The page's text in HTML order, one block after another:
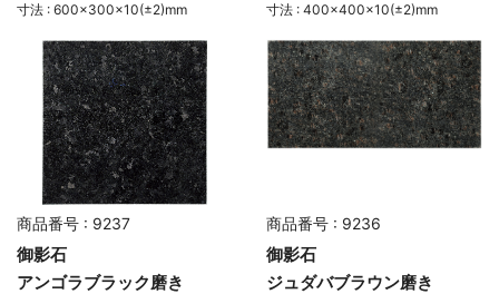
寸法 : 600×300×10(±2)mm 寸法 : 400×400×10(±2)mm
商品番号 : 9237
御影石
アンゴラブラック磨き
商品番号 : 9236
御影石
ジュダバブラウン磨き